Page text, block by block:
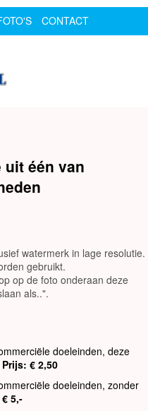
CONTACT
uit één van
watermerk in lage resolutie.
gebruikt.
op de foto onderaan deze
als..".
doeleinden, deze
Prijs: € 2,50
doeleinden, zonder
5,-